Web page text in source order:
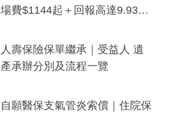
場費$1144起＋回報高達9.93
人壽保險保單繼承｜受益人 遺
產承辦分別及流程一覽
自願醫保支氣管炎索償｜住院保